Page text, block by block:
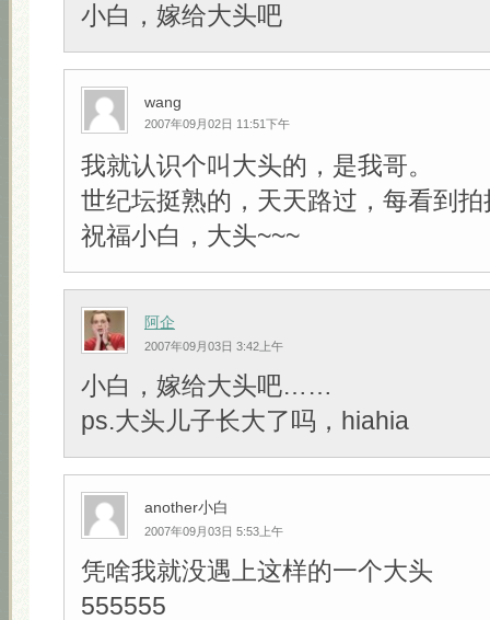
小白，嫁给大头吧
wang
2007年09月02日 11:51下午
我就认识个叫大头的，是我哥。
世纪坛挺熟的，天天路过，每看到
祝福小白，大头~~~
阿企
2007年09月03日 3:42上午
小白，嫁给大头吧……
ps.大头儿子长大了吗，hiahia
another小白
2007年09月03日 5:53上午
凭啥我就没遇上这样的一个大头
555555